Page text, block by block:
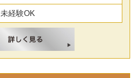
未経験OK